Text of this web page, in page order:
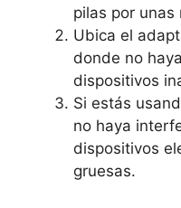
pilas por unas
Ubica el
donde no
dispositivos
Si estás
no haya
dispositivos
gruesas.